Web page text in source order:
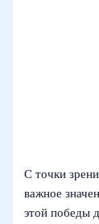
С точки
важное
этой победы